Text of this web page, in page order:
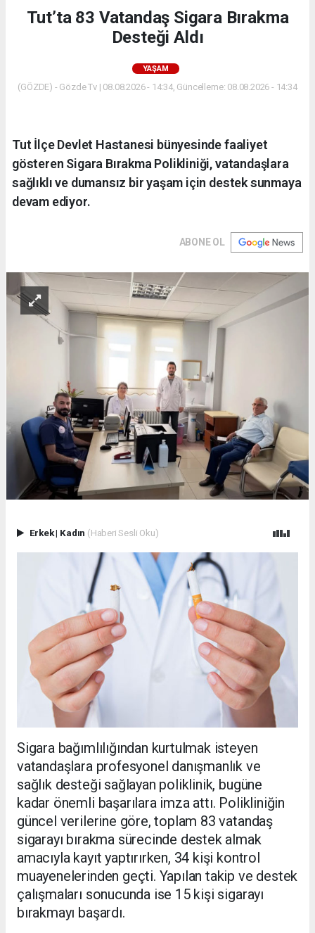
Tut’ta 83 Vatandaş Sigara Bırakma
Desteği Aldı
YAŞAM
(GÖZDE) - Gözde Tv | 08.08.2026 - 14:34, Güncelleme: 08.08.2026 - 14:34
Tut İlçe Devlet Hastanesi bünyesinde faaliyet
gösteren Sigara Bırakma Polikliniği, vatandaşlara
sağlıklı ve dumansız bir yaşam için destek sunmaya
devam ediyor.
ABONE OL
Erkek| Kadın (Haberi Sesli Oku)
Sigara bağımlılığından kurtulmak isteyen
vatandaşlara profesyonel danışmanlık ve
sağlık desteği sağlayan poliklinik, bugüne
kadar önemli başarılara imza attı. Polikliniğin
güncel verilerine göre, toplam 83 vatandaş
sigarayı bırakma sürecinde destek almak
amacıyla kayıt yaptırırken, 34 kişi kontrol
muayenelerinden geçti. Yapılan takip ve destek
çalışmaları sonucunda ise 15 kişi sigarayı
bırakmayı başardı.